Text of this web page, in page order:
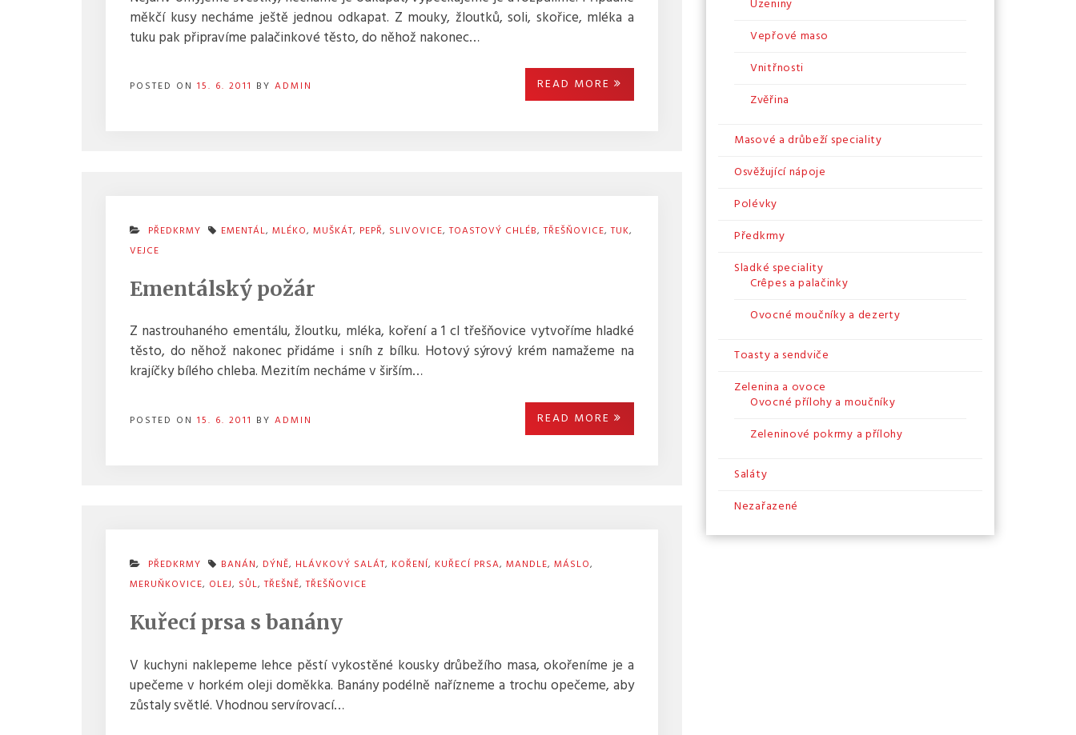
měkčí kusy necháme ještě jednou odkapat. Z mouky, žloutků, soli, skořice, mléka a
tuku pak připravíme palačinkové těsto, do něhož nakonec…
POSTED ON 15. 6. 2011 BY ADMIN READ MORE
PŘEDKRMY EMENTÁL, MLÉKO, MUŠKÁT, PEPŘ, SLIVOVICE,TOASTOVÝ CHLÉB,TŘEŠŇOVICE,TUK,
VEJCE
Ementálský požár
Z nastrouhaného ementálu, žloutku, mléka, koření a 1 cl třešňovice vytvoříme hladké
těsto, do něhož nakonec přidáme i sníh z bílku. Hotový sýrový krém namažeme na
krajíčky bílého chleba. Mezitím necháme v širším…
POSTED ON 15. 6. 2011 BY ADMIN READ MORE
PŘEDKRMY BANÁN, DÝNĚ, HLÁVKOVÝ SALÁT, KOŘENÍ, KUŘECÍ PRSA, MANDLE, MÁSLO,
MERUŇKOVICE, OLEJ, SŮL,TŘEŠNĚ,TŘEŠŇOVICE
Kuřecí prsa s banány
V kuchyni naklepeme lehce pěstí vykostěné kousky drůbežího masa, okořeníme je a
upečeme v horkém oleji doměkka. Banány podélně nařízneme a trochu opečeme, aby
zůstaly světlé. Vhodnou servírovací…
Uzeniny
Vepřové maso
Vnitřnosti
Zvěřina
Masové a drůbeží speciality
Osvěžující nápoje
Polévky
Předkrmy
Sladké speciality
Crêpes a palačinky
Ovocné moučníky a dezerty
Toasty a sendviče
Zelenina a ovoce
Ovocné přílohy a moučníky
Zeleninové pokrmy a přílohy
Saláty
Nezařazené